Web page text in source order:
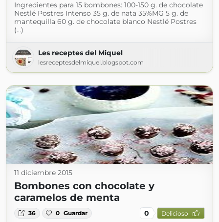
Ingredientes para 15 bombones: 100-150 g. de chocolate
Nestlé Postres Intenso 35 g. de nata 35%MG 5 g. de
mantequilla 60 g. de chocolate blanco Nestlé Postres
(...)
Les receptes del Miquel
lesreceptesdelmiquel.blogspot.com
11 diciembre 2015
Bombones con chocolate y
caramelos de menta
36 0 Guardar 0 Delicioso